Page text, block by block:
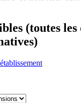
(toutes